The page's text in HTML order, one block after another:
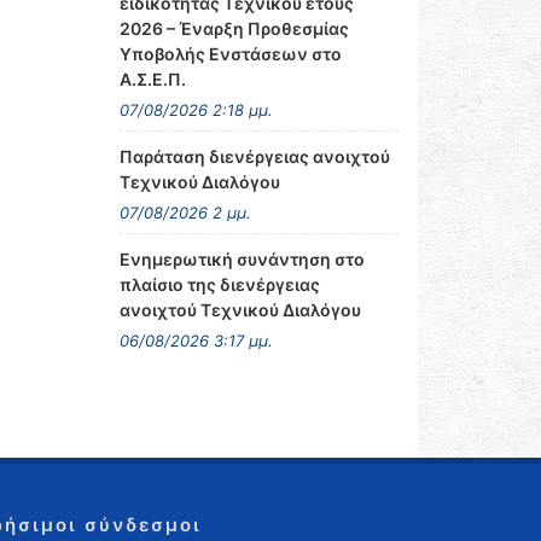
2026 – Έναρξη Προθεσμίας
Υποβολής Ενστάσεων στο
Α.Σ.Ε.Π.
07/08/2026 2:18 μμ.
Παράταση διενέργειας ανοιχτού
Τεχνικού Διαλόγου
07/08/2026 2 μμ.
Ενημερωτική συνάντηση στο
πλαίσιο της διενέργειας
ανοιχτού Τεχνικού Διαλόγου
06/08/2026 3:17 μμ.
σύνδεσμοι